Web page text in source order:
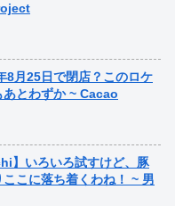
8月25日で閉店？このロケ
とわずか ~ Cacao
】いろいろ試すけど、豚
こに落ち着くわね！ ~ 男